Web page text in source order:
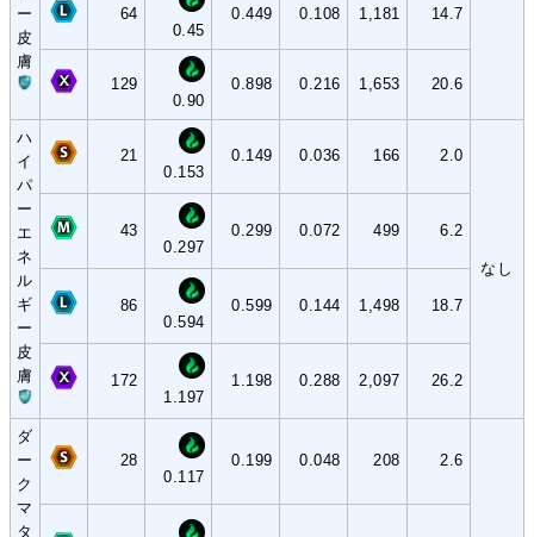
ー
皮
膚
64
0.45
0.449 0.108 1,181 14.7
129
0.90
0.898 0.216 1,653 20.6
ハ
イ
パ
ー
エ
ネ
ル
ギ
ー
皮
膚
21
0.153
0.149 0.036 166 2.0
なし
43
0.297
0.299 0.072 499 6.2
86
0.594
0.599 0.144 1,498 18.7
172
1.197
1.198 0.288 2,097 26.2
ダ
ー
ク
マ
タ
28
0.117
0.199 0.048 208 2.6